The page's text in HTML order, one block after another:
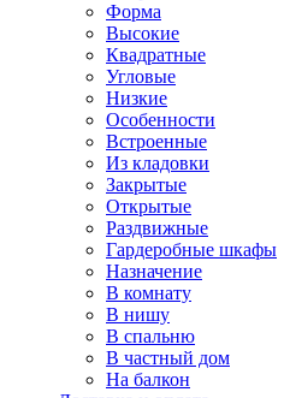
Форма
Высокие
Квадратные
Угловые
Низкие
Особенности
Встроенные
Из кладовки
Закрытые
Открытые
Раздвижные
Гардеробные шкафы
Назначение
В комнату
В нишу
В спальню
В частный дом
На балкон